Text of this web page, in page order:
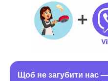
Щоб не загубити нас